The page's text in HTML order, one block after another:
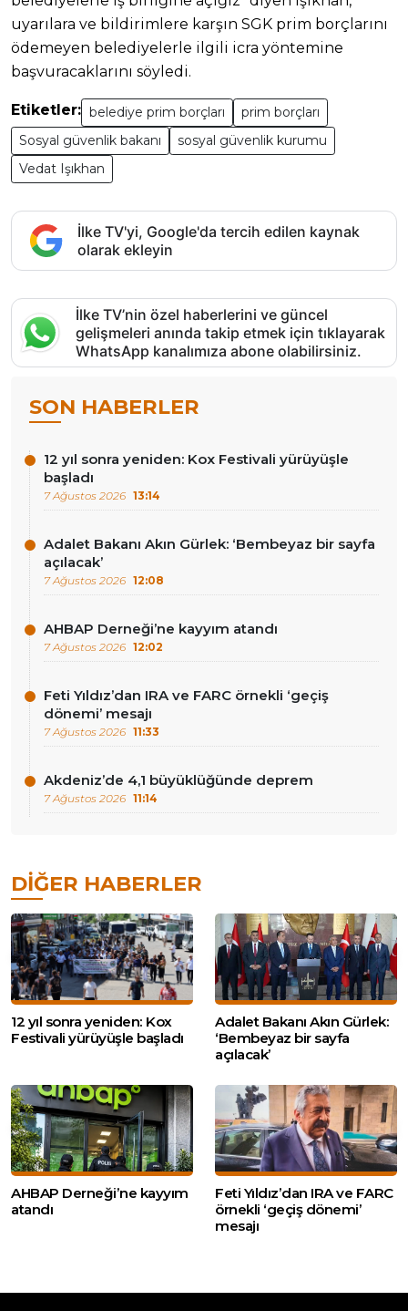
uyarılara ve bildirimlere karşın SGK prim borçlarını
ödemeyen belediyelerle ilgili icra yöntemine
başvuracaklarını söyledi.
Etiketler: belediye prim borçları
prim borçları
Sosyal güvenlik bakanı
sosyal güvenlik kurumu
Vedat Işıkhan
İlke TV'yi, Google'da tercih edilen kaynak
olarak ekleyin
İlke TV’nin özel haberlerini ve güncel
gelişmeleri anında takip etmek için tıklayarak
WhatsApp kanalımıza abone olabilirsiniz.
SON HABERLER
12 yıl sonra yeniden: Kox Festivali yürüyüşle
başladı
7 Ağustos 2026 13:14
Adalet Bakanı Akın Gürlek: ‘Bembeyaz bir sayfa
açılacak’
7 Ağustos 2026 12:08
AHBAP Derneği’ne kayyım atandı
7 Ağustos 2026 12:02
Feti Yıldız’dan IRA ve FARC örnekli ‘geçiş
dönemi’ mesajı
7 Ağustos 2026 11:33
Akdeniz’de 4,1 büyüklüğünde deprem
7 Ağustos 2026 11:14
DIĞER HABERLER
12 yıl sonra yeniden: Kox
Festivali yürüyüşle başladı
Adalet Bakanı Akın Gürlek:
‘Bembeyaz bir sayfa
açılacak’
AHBAP Derneği’ne kayyım
atandı
Feti Yıldız’dan IRA ve FARC
örnekli ‘geçiş dönemi’
mesajı